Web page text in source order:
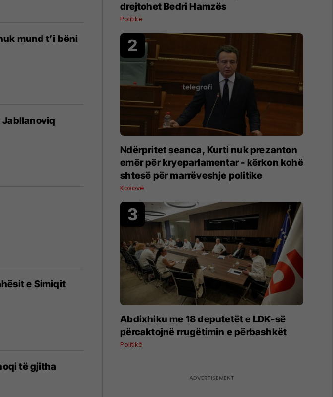
mund t’i bëni
Jabllanoviq
e Simiqit
të gjitha
drejtohet Bedri Hamzës
Politikë
Ndërpritet seanca, Kurti nuk prezanton
emër për kryeparlamentar - kërkon kohë
shtesë për marrëveshje politike
Kosovë
Abdixhiku me 18 deputetët e LDK-së
përcaktojnë rrugëtimin e përbashkët
Politikë